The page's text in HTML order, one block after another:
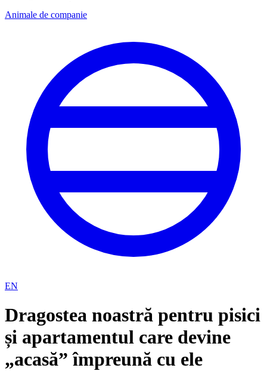
Animale de companie
EN
Dragostea noastră pentru pisici
și apartamentul care devine
„acasă” împreună cu ele